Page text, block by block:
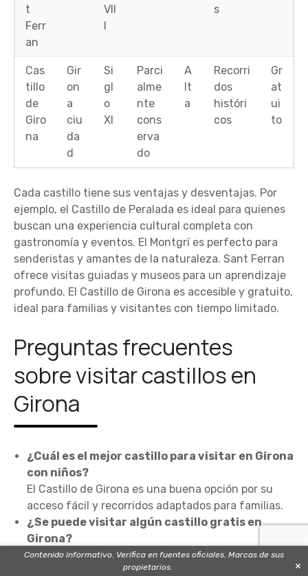
t
Ferr
an
VII
I
s
Cas
tillo
de
Giro
na
Gir
on
a
ciu
da
d
Si
gl
o
XI
Parci
alme
nte
cons
erva
do
A
lt
a
Recorri
dos
históri
cos
Gr
at
ui
to
Cada castillo tiene sus ventajas y desventajas. Por
ejemplo, el Castillo de Peralada es ideal para quienes
buscan una experiencia cultural completa con
gastronomía y eventos. El Montgrí es perfecto para
senderistas y amantes de la naturaleza. Sant Ferran
ofrece visitas guiadas y museos para un aprendizaje
profundo. El Castillo de Girona es accesible y gratuito,
ideal para familias y visitantes con tiempo limitado.
Preguntas frecuentes
sobre visitar castillos en
Girona
¿Cuál es el mejor castillo para visitar en Girona
con niños?
El Castillo de Girona es una buena opción por su
acceso fácil y recorridos adaptados para familias.
¿Se puede visitar algún castillo gratis en
Girona?
Sí, el Castillo de Girona ofrece entrada gratuita.
¿Qué castillos en Girona ofrecen visitas
Contenido informativo. Verifica en fuentes oficiales. Marcas de sus
propietarios.
×